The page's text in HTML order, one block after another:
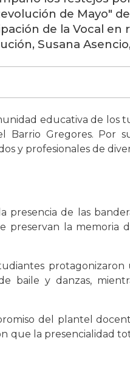
de Mayo"
de la Vocal
Susana Asencio
educativa de los
Barrio Gregores. Por
y profesionales de
presencia de las
preservan la memoria
protagonizaron
baile y danzas,
del plantel
que la presencialidad